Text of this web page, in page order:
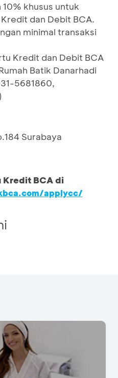
khusus untuk
dan Debit BCA.
minimal transaksi
Kredit dan Debit BCA
Batik Danarhadi
5681860,
Surabaya
Kredit BCA di
applycc/